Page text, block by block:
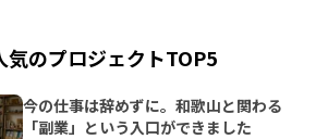
気のプロジェクトTOP5
今の仕事は辞めずに。和歌山と関わる
「副業」という入口ができました